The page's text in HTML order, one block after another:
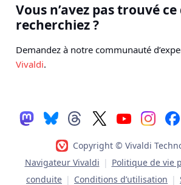
Vous n’avez pas trouvé
recherchiez ?
Demandez à notre communauté
Vivaldi.
Copyright © Vivaldi
Navigateur Vivaldi | Politique de vie
conduite | Conditions d’utilisation |